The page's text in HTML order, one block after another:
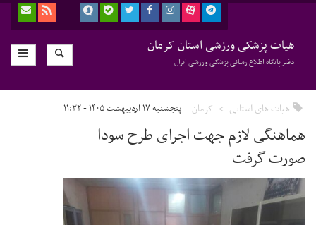
هیات پزشکی ورزشی استان کرمان
دفتر پایگاه اطلاع رسانی پزشکی ورزشی ایران
هیات های استانی کرمان پنجشنبه ۱۷ اردیبهشت ۱۴۰۵ - ۱۱:۳۲
هماهنگی لازم جهت اجرای طرح سودا
صورت گرفت